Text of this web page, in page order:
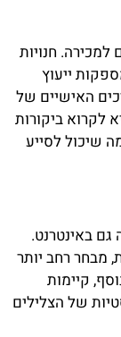
חנויות
ייעוץ
האישיים של
לקרוא ביקורות
שיכול לסייע
גם באינטרנט.
מבחר רחב יותר
קיימות
של הצלילים